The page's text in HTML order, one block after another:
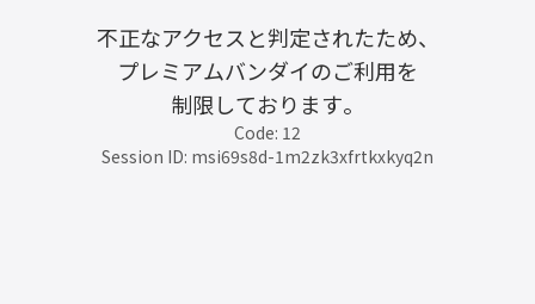
不正なアクセスと判定されたため、
プレミアムバンダイのご利用を
制限しております。
Code: 12
Session ID: msi69s8d-1m2zk3xfrtkxkyq2n